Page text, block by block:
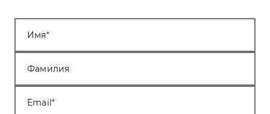
Имя
Фамилия
Email